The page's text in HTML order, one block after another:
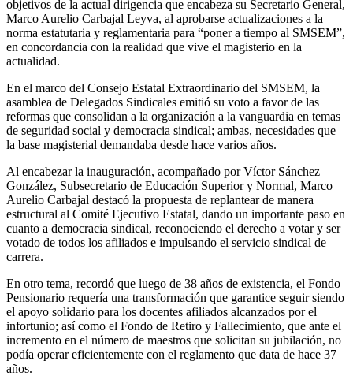
objetivos de la actual dirigencia que encabeza su Secretario General,
Marco Aurelio Carbajal Leyva, al aprobarse actualizaciones a la
norma estatutaria y reglamentaria para “poner a tiempo al SMSEM”,
en concordancia con la realidad que vive el magisterio en la
actualidad.
En el marco del Consejo Estatal Extraordinario del SMSEM, la
asamblea de Delegados Sindicales emitió su voto a favor de las
reformas que consolidan a la organización a la vanguardia en temas
de seguridad social y democracia sindical; ambas, necesidades que
la base magisterial demandaba desde hace varios años.
Al encabezar la inauguración, acompañado por Víctor Sánchez
González, Subsecretario de Educación Superior y Normal, Marco
Aurelio Carbajal destacó la propuesta de replantear de manera
estructural al Comité Ejecutivo Estatal, dando un importante paso en
cuanto a democracia sindical, reconociendo el derecho a votar y ser
votado de todos los afiliados e impulsando el servicio sindical de
carrera.
En otro tema, recordó que luego de 38 años de existencia, el Fondo
Pensionario requería una transformación que garantice seguir siendo
el apoyo solidario para los docentes afiliados alcanzados por el
infortunio; así como el Fondo de Retiro y Fallecimiento, que ante el
incremento en el número de maestros que solicitan su jubilación, no
podía operar eficientemente con el reglamento que data de hace 37
años.